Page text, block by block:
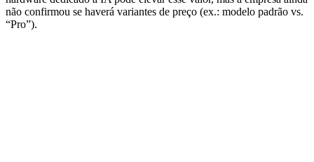
não confirmou se haverá variantes de preço (ex.: modelo padrão vs.
“Pro”).